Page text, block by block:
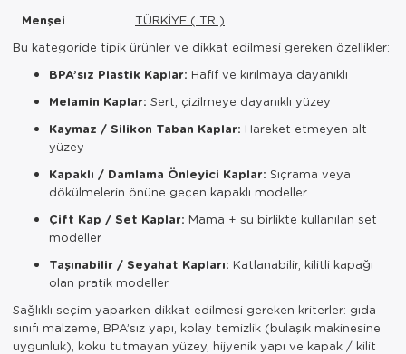
Menşei
TÜRKİYE ( TR )
Bu kategoride tipik ürünler ve dikkat edilmesi gereken özellikler:
BPA’sız Plastik Kaplar: Hafif ve kırılmaya dayanıklı
Melamin Kaplar: Sert, çizilmeye dayanıklı yüzey
Kaymaz / Silikon Taban Kaplar: Hareket etmeyen alt
yüzey
Kapaklı / Damlama Önleyici Kaplar: Sıçrama veya
dökülmelerin önüne geçen kapaklı modeller
Çift Kap / Set Kaplar: Mama + su birlikte kullanılan set
modeller
Taşınabilir / Seyahat Kapları: Katlanabilir, kilitli kapağı
olan pratik modeller
Sağlıklı seçim yaparken dikkat edilmesi gereken kriterler: gıda
sınıfı malzeme, BPA’sız yapı, kolay temizlik (bulaşık makinesine
uygunluk), koku tutmayan yüzey, hijyenik yapı ve kapak / kilit